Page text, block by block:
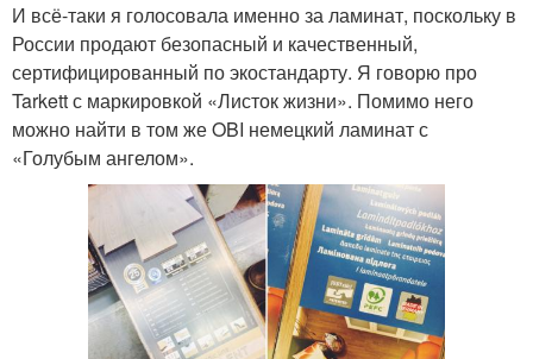
И всё-таки я голосовала именно за ламинат, поскольку в
России продают безопасный и качественный,
сертифицированный по экостандарту. Я говорю про
Tarkett с маркировкой «Листок жизни». Помимо него
можно найти в том же OBI немецкий ламинат с
«Голубым ангелом».